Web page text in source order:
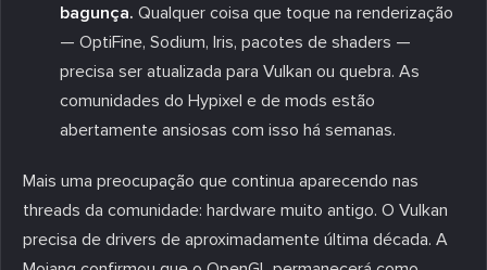
bagunça. Qualquer coisa que toque na renderização
— OptiFine, Sodium, Iris, pacotes de shaders —
precisa ser atualizada para Vulkan ou quebra. As
comunidades do Hypixel e de mods estão
abertamente ansiosas com isso há semanas.
Mais uma preocupação que continua aparecendo nas
threads da comunidade: hardware muito antigo. O Vulkan
precisa de drivers de aproximadamente última década. A